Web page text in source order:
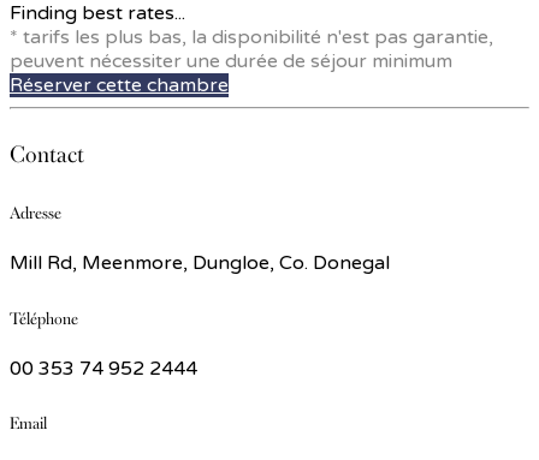
Finding best rates...
* tarifs les plus bas, la disponibilité n'est pas garantie,
peuvent nécessiter une durée de séjour minimum
Réserver cette chambre
Contact
Adresse
Mill Rd, Meenmore, Dungloe, Co. Donegal
Téléphone
00 353 74 952 2444
Email